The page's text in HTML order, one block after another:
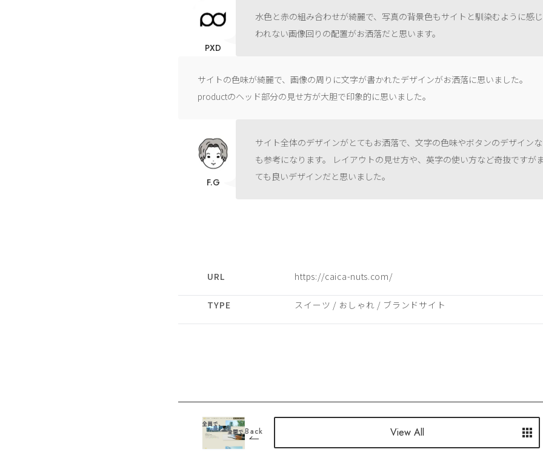
水色と赤の組み合わせが綺麗で、写真の背景色もサイトと馴染むように感
われない画像回りの配置がお洒落だと思います。
PXD
サイトの色味が綺麗で、画像の周りに文字が書かれたデザインがお洒落に思いました。
productのヘッド部分の見せ方が大胆で印象的に思いました。
サイト全体のデザインがとてもお洒落で、文字の色味やボタンのデザイン
も参考になります。 レイアウトの見せ方や、英字の使い方など奇抜ですが
ても良いデザインだと思いました。
F.G
URL https://caica-nuts.com/
TYPE スイーツ / おしゃれ / ブランドサイト
Back View All